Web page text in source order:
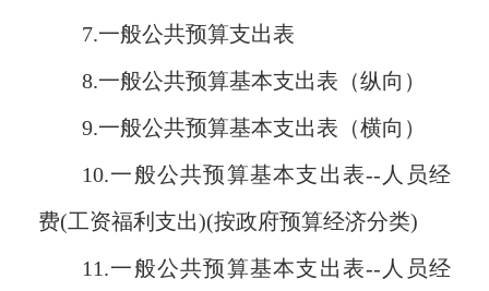
7.一般公共预算支出表
8.一般公共预算基本支出表（纵向）
9.一般公共预算基本支出表（横向）
10.一般公共预算基本支出表--人员经
费(工资福利支出)(按政府预算经济分类)
11.一般公共预算基本支出表--人员经